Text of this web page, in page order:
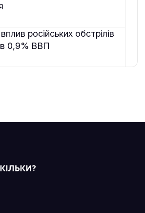
російських обстрілів
в 0,9% ВВП